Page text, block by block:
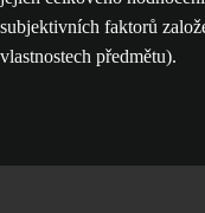
subjektivních faktorů
vlastnostech předmětu).